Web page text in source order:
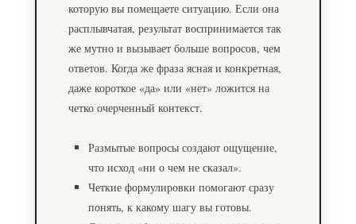
которую вы помещаете ситуацию. Если она
расплывчатая, результат воспринимается так
же мутно и вызывает больше вопросов, чем
ответов. Когда же фраза ясная и конкретная,
даже короткое «да» или «нет» ложится на
четко очерченный контекст.
Размытые вопросы создают ощущение,
что исход «ни о чем не сказал».
Четкие формулировки помогают сразу
понять, к какому шагу вы готовы.